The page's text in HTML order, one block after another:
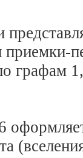
приемки-
графам